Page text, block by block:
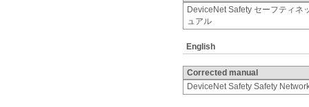
DeviceNet Safety セーフティネ
ュアル
English
Corrected manual
DeviceNet Safety Safety